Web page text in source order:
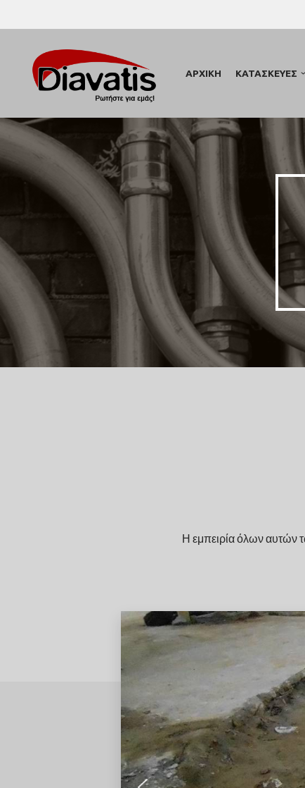
content
ΑΡΧΙΚΗ ΚΑΤΑΣΚΕΥΕΣ
Η εμπειρία όλων αυτών